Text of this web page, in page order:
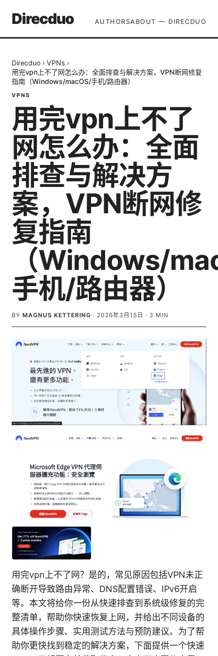
Direcduo AUTHORSABOUT — DIRECDUO
Direcduo › VPNs ›
用完vpn上不了网怎么办：全面排查与解决方案，VPN断网修复
指南（Windows/macOS/手机/路由器）
VPNS
用完vpn上不了
网怎么办：全面
排查与解决方
案，VPN断网修
复指南
（Windows/
手机/路由器）
BY MAGNUS KETTERING · 2026年3月15日 · 3 MIN
用完vpn上不了网？是的，常见原因包括VPN未正
确断开导致路由异常、DNS配置错误、IPv6开启
等。本文将给你一份从快速排查到系统级修复的完
整清单，帮助你快速恢复上网，并给出不同设备的
具体操作步骤、实用测试方法与预防建议。为了帮
助你更快找到稳定的解决方案，下面提供一个快速